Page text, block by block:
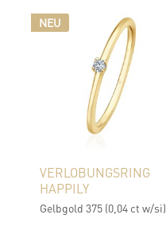
NEU
VERLOBUNGSRING
HAPPILY
Gelbgold 375 (0,04 ct w/si)